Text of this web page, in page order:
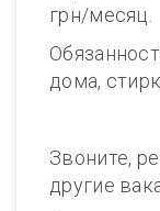
грн/месяц.
дома,
Звоните,
другие